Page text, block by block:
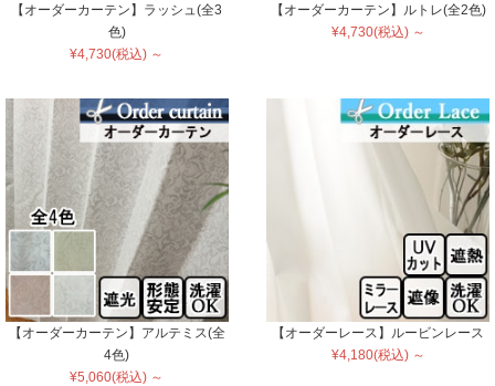
【オーダーカーテン】ラッシュ(全3
色)
¥4,730(税込) ～
【オーダーカーテン】ルトレ(全2色)
¥4,730(税込) ～
【オーダーカーテン】アルテミス(全
4色)
¥5,060(税込) ～
【オーダーレース】ルービンレース
¥4,180(税込) ～